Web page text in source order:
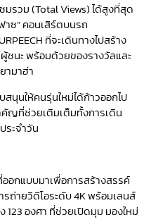
รวม (Total Views) ได้สูงที่สุด
ซ” คอนเสิร์ตบนรถ
ที่จะเดินทางไปสร้าง
นะ พร้อมด้วยของรางวัลและ
ามาฮ่า
นุนให้คนรุ่นใหม่ได้ก้าวออกไป
คัญที่ช่วยเติมเต็มทั้งการเดิน
ระจำวัน
อกแบบมาเพื่อการสร้างสรรค์
ถ่ายวิดีโอระดับ 4K พร้อมเลนส์
123 องศา ที่ช่วยเปิดมุม มองใหม่